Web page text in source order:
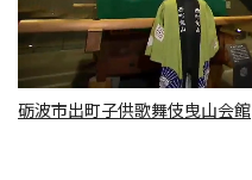
砺波市出町子供歌舞伎曳山会館